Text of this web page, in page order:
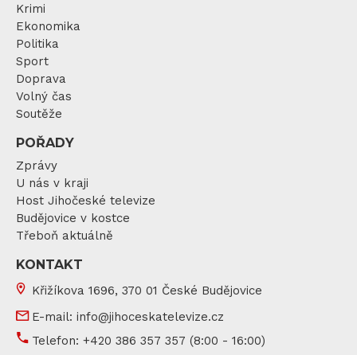
Krimi
Ekonomika
Politika
Sport
Doprava
Volný čas
Soutěže
POŘADY
Zprávy
U nás v kraji
Host Jihočeské televize
Budějovice v kostce
Třeboň aktuálně
KONTAKT
Křižíkova 1696, 370 01 České Budějovice
E-mail: info@jihoceskatelevize.cz
Telefon: +420 386 357 357 (8:00 - 16:00)